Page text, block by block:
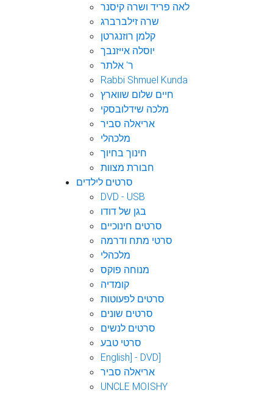
לאה פריד ושרה קיסנר
שרה זילברברג
קלמן רוזנגרטן
יוסלה אייזנבך
ר' אלתר
Rabbi Shmuel Kunda
חיים שלום שווארץ
מלכה שידלובסקי
אריאלה סביר
מלכהלי
חינוך בחיוך
חבורת מצוות
סרטים לילדים
DVD - USB
בגן של דודו
סרטים חינוכיים
סרטי מתח ודרמה
מלכהלי
מנוחה פוקס
קומדיה
סרטים לפעוטות
סרטים שונים
סרטים לנשים
סרטי טבע
English] - DVD]
אריאלה סביר
UNCLE MOISHY